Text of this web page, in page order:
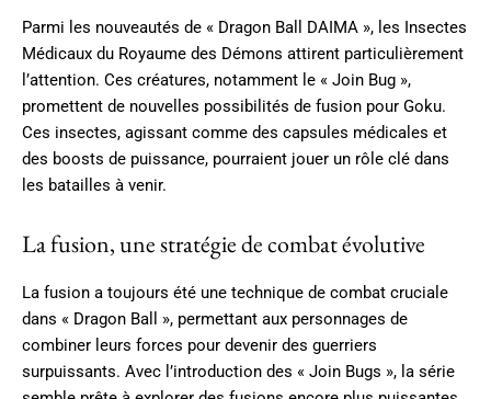
Parmi les nouveautés de « Dragon Ball DAIMA », les Insectes
Médicaux du Royaume des Démons attirent particulièrement
l’attention. Ces créatures, notamment le « Join Bug »,
promettent de nouvelles possibilités de fusion pour Goku.
Ces insectes, agissant comme des capsules médicales et
des boosts de puissance, pourraient jouer un rôle clé dans
les batailles à venir.
La fusion, une stratégie de combat évolutive
La fusion a toujours été une technique de combat cruciale
dans « Dragon Ball », permettant aux personnages de
combiner leurs forces pour devenir des guerriers
surpuissants. Avec l’introduction des « Join Bugs », la série